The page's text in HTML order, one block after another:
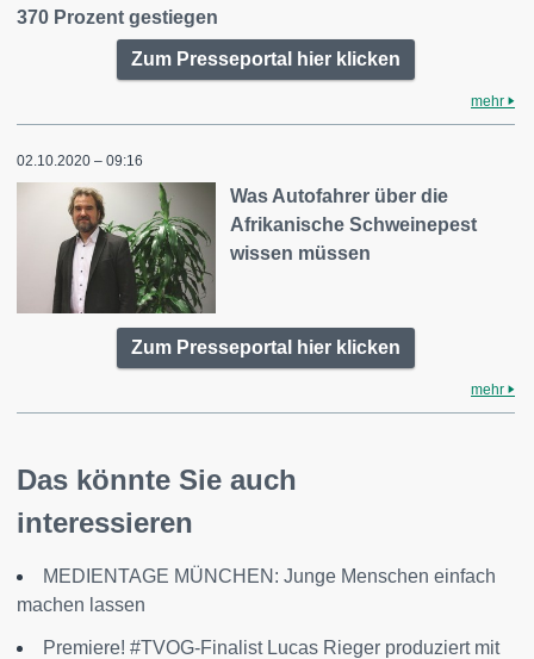
370 Prozent gestiegen
Zum Presseportal hier klicken
mehr
02.10.2020 – 09:16
Was Autofahrer über die
Afrikanische Schweinepest
wissen müssen
Zum Presseportal hier klicken
mehr
Das könnte Sie auch
interessieren
MEDIENTAGE MÜNCHEN: Junge Menschen einfach
machen lassen
Premiere! #TVOG-Finalist Lucas Rieger produziert mit